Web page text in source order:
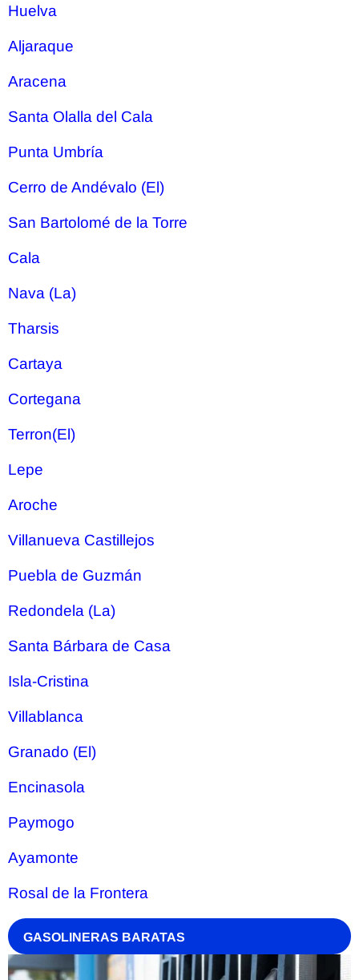
Huelva
Aljaraque
Aracena
Santa Olalla del Cala
Punta Umbría
Cerro de Andévalo (El)
San Bartolomé de la Torre
Cala
Nava (La)
Tharsis
Cartaya
Cortegana
Terron(El)
Lepe
Aroche
Villanueva Castillejos
Puebla de Guzmán
Redondela (La)
Santa Bárbara de Casa
Isla-Cristina
Villablanca
Granado (El)
Encinasola
Paymogo
Ayamonte
Rosal de la Frontera
GASOLINERAS BARATAS